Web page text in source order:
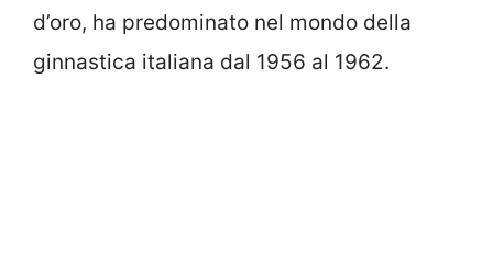
d’oro, ha predominato nel mondo della
ginnastica italiana dal 1956 al 1962.